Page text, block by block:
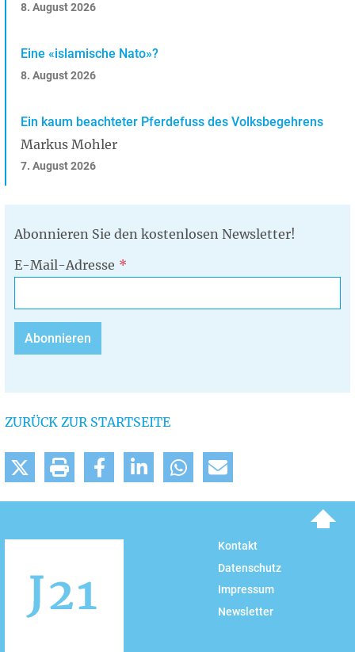
8. August 2026
Eine «islamische Nato»?
8. August 2026
Ein kaum beachteter Pferdefuss des Volksbegehrens
Markus Mohler
7. August 2026
Abonnieren Sie den kostenlosen Newsletter!
E-Mail-Adresse
ZURÜCK ZUR STARTSEITE
Kontakt
Datenschutz
Impressum
Newsletter